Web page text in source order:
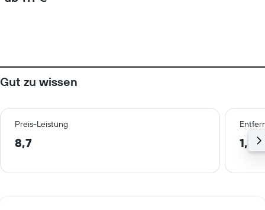
Gut zu wissen
Preis-Leistung
8,7 1,3